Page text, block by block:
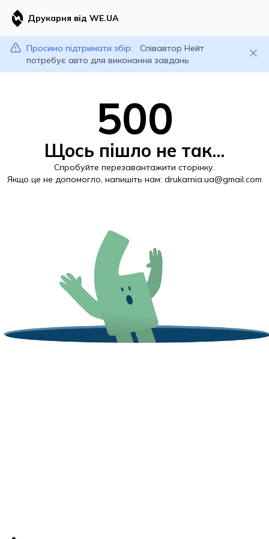
Друкарня від WE.UA
Просимо підтримати збір:
Співавтор Нейт
потребує авто для виконання завдань
500
Щось пішло не так...
Спробуйте перезавантажити сторінку.
Якщо це не допомогло, напишіть нам: drukarnia.ua@gmail.com